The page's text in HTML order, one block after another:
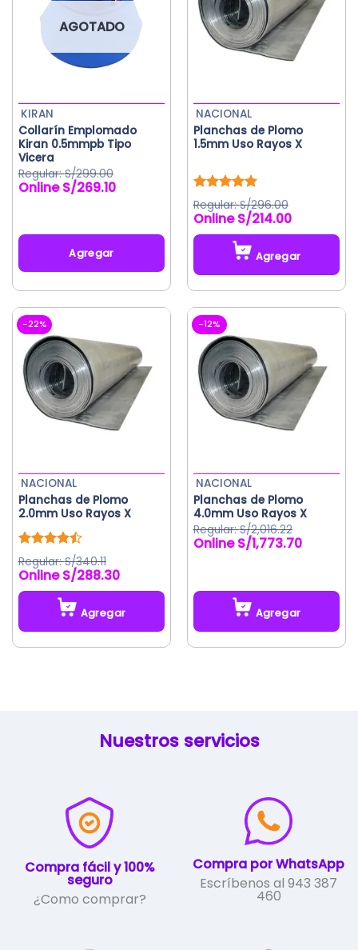
AGOTADO
Collarín Emplomado
Kiran 0.5mmpb Tipo
Vicera
KIRAN
S/299.00
El
S/299.00.
S/269.10El
S/269.10.
Agregar
Planchas de Plomo
1.5mm Uso Rayos X
Valorado
con5.00
de 5
NACIONAL
S/296.00
S/214.00
Agregar
tiene
múltiples
variantes.
Las
opciones
se
pueden
página
de
producto
-22%
Planchas de Plomo
2.0mm Uso Rayos X
Valorado
con4.50
de 5
NACIONAL
S/340.11
S/288.30
Agregar
producto
-12%
Planchas de Plomo
4.0mm Uso Rayos X
NACIONAL
S/2,016.22
El
S/2,016.22.
S/1,773.70El
S/1,773.70.
Agregar
Nuestros servicios
Compra fácil y 100%
seguro
¿Como comprar?
Compra por WhatsApp
Escríbenos al 943 387
460